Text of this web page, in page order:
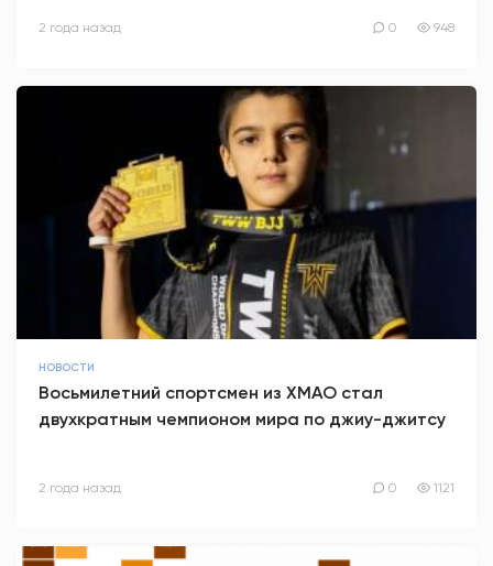
2 года назад 0 948
НОВОСТИ
Восьмилетний спортсмен из ХМАО стал
двухкратным чемпионом мира по джиу-джитсу
2 года назад 0 1121